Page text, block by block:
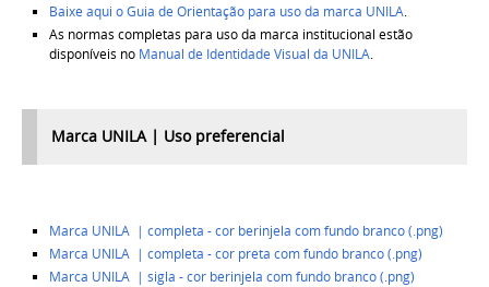
Baixe aqui o Guia de Orientação para uso da marca UNILA.
As normas completas para uso da marca institucional estão
disponíveis no Manual de Identidade Visual da UNILA.
Marca UNILA | Uso preferencial
Marca UNILA | completa - cor berinjela com fundo branco (.png)
Marca UNILA | completa -cor preta com fundo branco (.png)
Marca UNILA | sigla -cor berinjela com fundo branco (.png)